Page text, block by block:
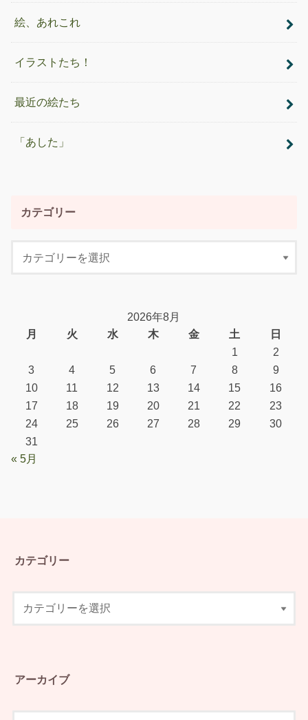
絵、あれこれ
イラストたち！
最近の絵たち
「あした」
カテゴリー
2026年8月
月
火 水 木 金 土
日
1
2
3
4 5 6 7 8
9
10
11 12 13 14 15
16
17
18 19 20 21 22
23
24
25 26 27 28 29
30
31
« 5月
カテゴリー
アーカイブ